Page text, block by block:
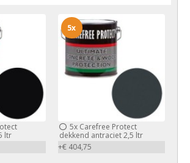
ltr
5xCarefree Protect
dekkend antraciet 2,5 ltr
+€ 404,75
5x